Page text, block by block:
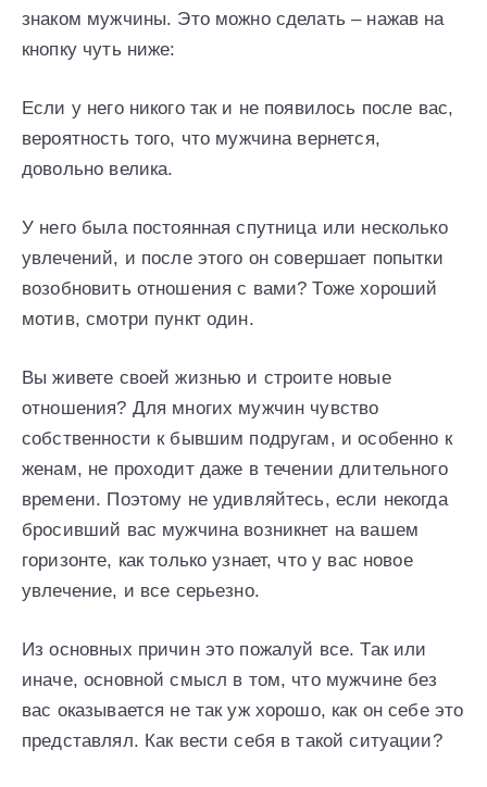
знаком мужчины. Это можно сделать – нажав на
кнопку чуть ниже:
Если у него никого так и не появилось после вас,
вероятность того, что мужчина вернется,
довольно велика.
У него была постоянная спутница или несколько
увлечений, и после этого он совершает попытки
возобновить отношения с вами? Тоже хороший
мотив, смотри пункт один.
Вы живете своей жизнью и строите новые
отношения? Для многих мужчин чувство
собственности к бывшим подругам, и особенно к
женам, не проходит даже в течении длительного
времени. Поэтому не удивляйтесь, если некогда
бросивший вас мужчина возникнет на вашем
горизонте, как только узнает, что у вас новое
увлечение, и все серьезно.
Из основных причин это пожалуй все. Так или
иначе, основной смысл в том, что мужчине без
вас оказывается не так уж хорошо, как он себе это
представлял. Как вести себя в такой ситуации?